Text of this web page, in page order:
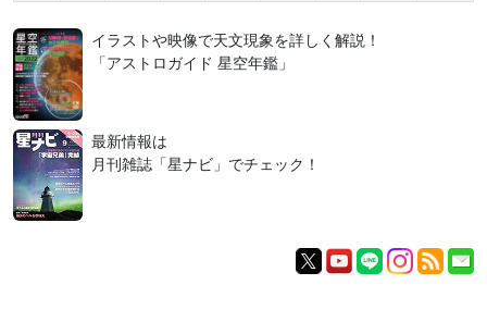
イラストや映像で天文現象を詳しく解説！
「アストロガイド 星空年鑑」
最新情報は
月刊雑誌「星ナビ」でチェック！